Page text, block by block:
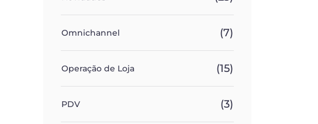
Omnichannel (7)
Operação de Loja (15)
PDV (3)